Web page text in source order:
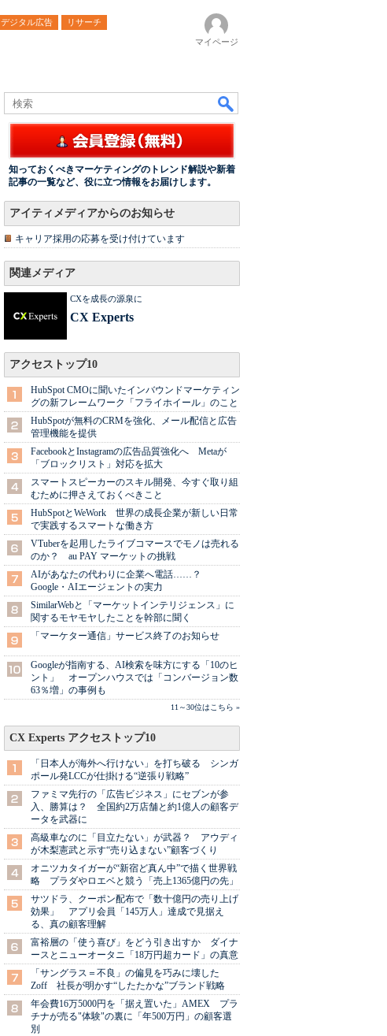
デジタル広告
リサーチ
マイページ
知っておくべきマーケティングのトレンド解説や新着
記事の一覧など、役に立つ情報をお届けします。
アイティメディアからのお知らせ
キャリア採用の応募を受け付けています
関連メディア
CXを成長の源泉に
CX Experts
アクセストップ10
HubSpot CMOに聞いたインバウンドマーケティン
グの新フレームワーク「フライホイール」のこと
HubSpotが無料のCRMを強化、メール配信と広告
管理機能を提供
FacebookとInstagramの広告品質強化へ Metaが
「ブロックリスト」対応を拡大
スマートスピーカーのスキル開発、今すぐ取り組
むために押さえておくべきこと
HubSpotとWeWork 世界の成長企業が新しい日常
で実践するスマートな働き方
VTuberを起用したライブコマースでモノは売れる
のか？ au PAY マーケットの挑戦
AIがあなたの代わりに企業へ電話……？
Google・AIエージェントの実力
SimilarWebと「マーケットインテリジェンス」に
関するモヤモヤしたことを幹部に聞く
「マーケター通信」サービス終了のお知らせ
Googleが指南する、AI検索を味方にする「10のヒ
ント」 オープンハウスでは「コンバージョン数
63％増」の事例も
11～30位はこちら »
CX Experts アクセストップ10
「日本人が海外へ行けない」を打ち破る シンガ
ポール発LCCが仕掛ける“逆張り戦略”
ファミマ先行の「広告ビジネス」にセブンが参
入、勝算は？ 全国約2万店舗と約1億人の顧客デ
ータを武器に
高級車なのに「目立たない」が武器？ アウディ
が木梨憲武と示す“売り込まない”顧客づくり
オニツカタイガーが“新宿ど真ん中”で描く世界戦
略 プラダやロエベと競う「売上1365億円の先」
サツドラ、クーポン配布で「数十億円の売り上げ
効果」 アプリ会員「145万人」達成で見据え
る、真の顧客理解
富裕層の「使う喜び」をどう引き出すか ダイナ
ースとニューオータニ「18万円超カード」の真意
「サングラス＝不良」の偏見を巧みに壊した
Zoff 社長が明かす“したたかな”ブランド戦略
年会費16万5000円を「据え置いた」AMEX プラ
チナが売る"体験"の裏に「年500万円」の顧客選
別